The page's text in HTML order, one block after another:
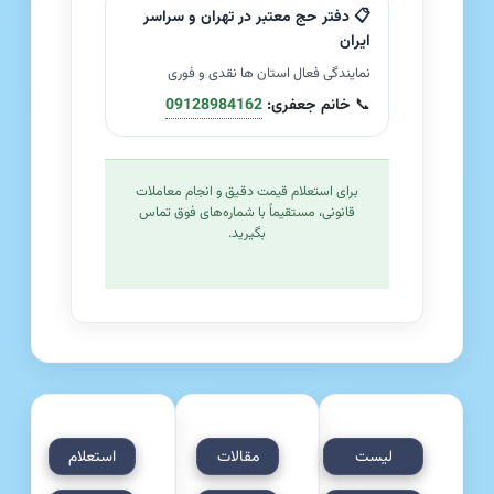
📋 دفتر حج معتبر در تهران و سراسر
ایران
نمایندگی فعال استان ها نقدی و فوری
📞 خانم جعفری: 09128984162
برای استعلام قیمت دقیق و انجام معاملات
قانونی، مستقیماً با شماره‌های فوق تماس
بگیرید.
لیست
مقالات
استعلام